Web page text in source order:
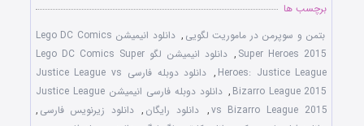
برچسب ها
بتمن و سوپرمن در ماموریت لگویی ,
دانلود انیمیشن Lego DC Comics
Super Heroes 2015
,
دانلود انیمیشن لگو Lego DC Comics Super
Heroes: Justice League
,
دانلود دوبله فارسی Justice League vs
Bizarro League 2015
,
دانلود دوبله فارسی انیمیشن Justice League
vs Bizarro League 2015
, دانلود رایگان , دانلود زیرنویس فارسی ,